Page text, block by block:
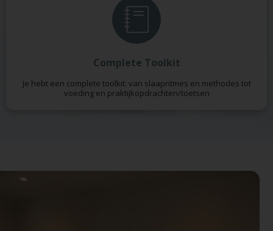
Complete Toolkit
Je hebt een complete toolkit: van slaapritmes en methodes tot
voeding en praktijkopdrachten/toetsen